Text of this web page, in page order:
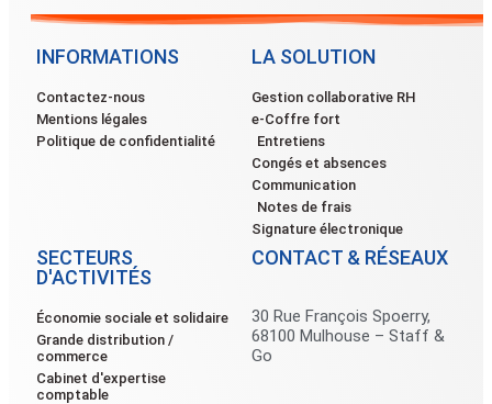
INFORMATIONS
Contactez-nous
Mentions légales
Politique de confidentialité
LA SOLUTION
Gestion collaborative RH
e-Coffre fort
Entretiens
Congés et absences
Communication
Notes de frais
Signature électronique
SECTEURS
D'ACTIVITÉS
Économie sociale et solidaire
Grande distribution /
commerce
Cabinet d'expertise
comptable
CONTACT & RÉSEAUX
30 Rue François Spoerry,
68100 Mulhouse – Staff &
Go